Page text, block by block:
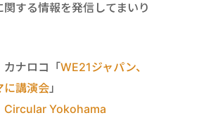
する情報を発信してまいり
カナロコ「WE21ジャパン、
に講演会」
Circular Yokohama